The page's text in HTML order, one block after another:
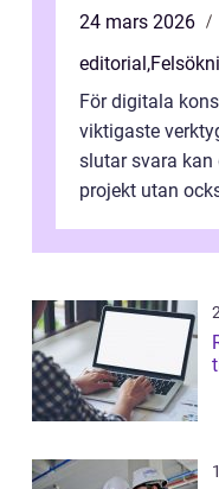
24 mars 2026
editorial,
För digitala
viktigaste
slutar svara kan
projekt utan